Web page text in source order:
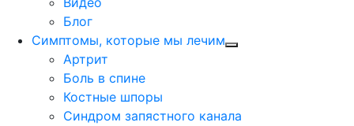
Блог
Симптомы, которые мы лечим
Артрит
Боль в спине
Костные шпоры
Синдром запястного канала